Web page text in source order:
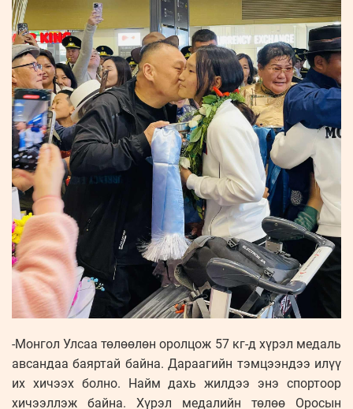
-Монгол Улсаа төлөөлөн оролцож 57 кг-д хүрэл медаль
авсандаа баяртай байна. Дараагийн тэмцээндээ илүү
их хичээх болно. Найм дахь жилдээ энэ спортоор
хичээллэж байна. Хүрэл медалийн төлөө Оросын